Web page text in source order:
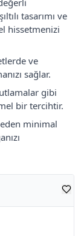
tasarımı ve
hissetmenizi
ve
sağlar.
gibi
bir tercihtir.
eden minimal